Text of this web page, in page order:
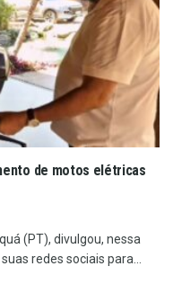
de motos elétricas
(PT), divulgou, nessa
redes sociais para...